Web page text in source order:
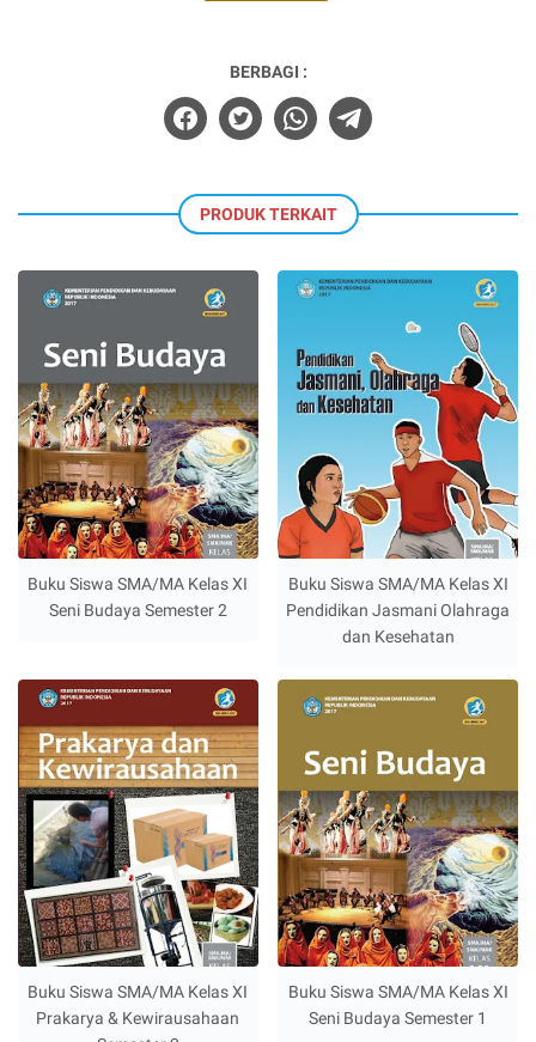
BERBAGI :
PRODUK TERKAIT
Buku Siswa SMA/MA Kelas XI
Seni Budaya Semester 2
Buku Siswa SMA/MA Kelas XI
Pendidikan Jasmani Olahraga
dan Kesehatan
Buku Siswa SMA/MA Kelas XI
Prakarya & Kewirausahaan
Buku Siswa SMA/MA Kelas XI
Seni Budaya Semester 1